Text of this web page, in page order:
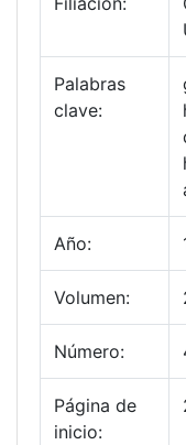
Palabras
clave:
Año:
Volumen:
Número:
Página de
inicio: